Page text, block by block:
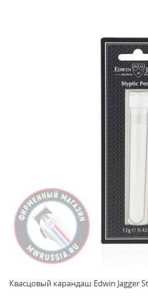
Квасцовый карандаш Edwin Jagger